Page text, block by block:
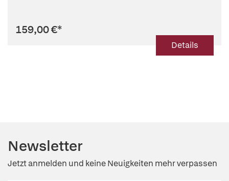
159,00 €*
Details
Newsletter
Jetzt anmelden und keine Neuigkeiten mehr verpassen